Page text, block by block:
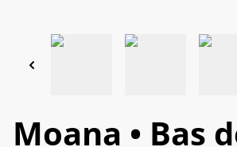
Moana • Bas